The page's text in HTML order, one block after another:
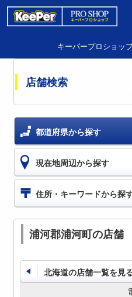
キーパープロショッ
店舗検索
都道府県から探す
現在地周辺から探す
住所・キーワードから探
浦河郡浦河町の店舗
北海道の店舗一覧を見